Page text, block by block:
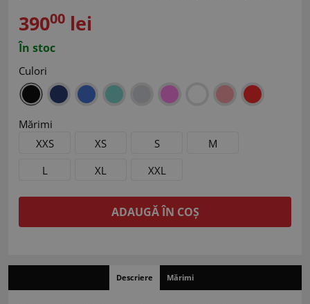
39000 lei
În stoc
Culori
Mărimi
XXS
XS S
M
L
XL XXL
ADAUGĂ ÎN COȘ
Descriere Mărimi